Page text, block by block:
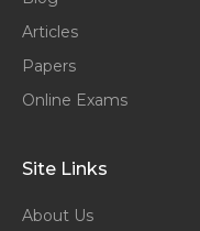
Articles
Papers
Online Exams
Site Links
About Us